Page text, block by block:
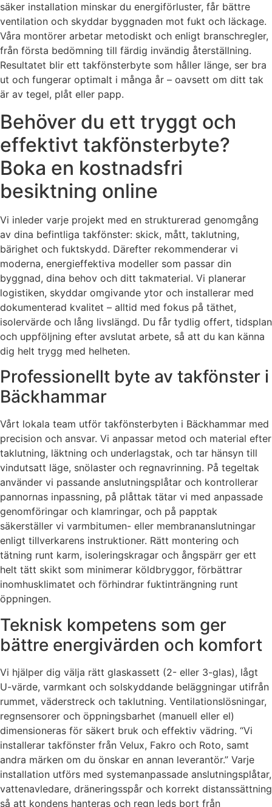
säker installation minskar du energiförluster, får bättre
ventilation och skyddar byggnaden mot fukt och läckage.
Våra montörer arbetar metodiskt och enligt branschregler,
från första bedömning till färdig invändig återställning.
Resultatet blir ett takfönsterbyte som håller länge, ser bra
ut och fungerar optimalt i många år – oavsett om ditt tak
är av tegel, plåt eller papp.
Behöver du ett tryggt och
effektivt takfönsterbyte?
Boka en kostnadsfri
besiktning online
Vi inleder varje projekt med en strukturerad genomgång
av dina befintliga takfönster: skick, mått, taklutning,
bärighet och fuktskydd. Därefter rekommenderar vi
moderna, energieffektiva modeller som passar din
byggnad, dina behov och ditt takmaterial. Vi planerar
logistiken, skyddar omgivande ytor och installerar med
dokumenterad kvalitet – alltid med fokus på täthet,
isolervärde och lång livslängd. Du får tydlig offert, tidsplan
och uppföljning efter avslutat arbete, så att du kan känna
dig helt trygg med helheten.
Professionellt byte av takfönster i
Bäckhammar
Vårt lokala team utför takfönsterbyten i Bäckhammar med
precision och ansvar. Vi anpassar metod och material efter
taklutning, läktning och underlagstak, och tar hänsyn till
vindutsatt läge, snölaster och regnavrinning. På tegeltak
använder vi passande anslutningsplåtar och kontrollerar
pannornas inpassning, på plåttak tätar vi med anpassade
genomföringar och klamringar, och på papptak
säkerställer vi varmbitumen- eller membrananslutningar
enligt tillverkarens instruktioner. Rätt montering och
tätning runt karm, isoleringskragar och ångspärr ger ett
helt tätt skikt som minimerar köldbryggor, förbättrar
inomhusklimatet och förhindrar fuktinträngning runt
öppningen.
Teknisk kompetens som ger
bättre energivärden och komfort
Vi hjälper dig välja rätt glaskassett (2- eller 3-glas), lågt
U-värde, varmkant och solskyddande beläggningar utifrån
rummet, väderstreck och taklutning. Ventilationslösningar,
regnsensorer och öppningsbarhet (manuell eller el)
dimensioneras för säkert bruk och effektiv vädring. “Vi
installerar takfönster från Velux, Fakro och Roto, samt
andra märken om du önskar en annan leverantör.” Varje
installation utförs med systemanpassade anslutningsplåtar,
vattenavledare, dräneringsspår och korrekt distanssättning
så att kondens hanteras och regn leds bort från